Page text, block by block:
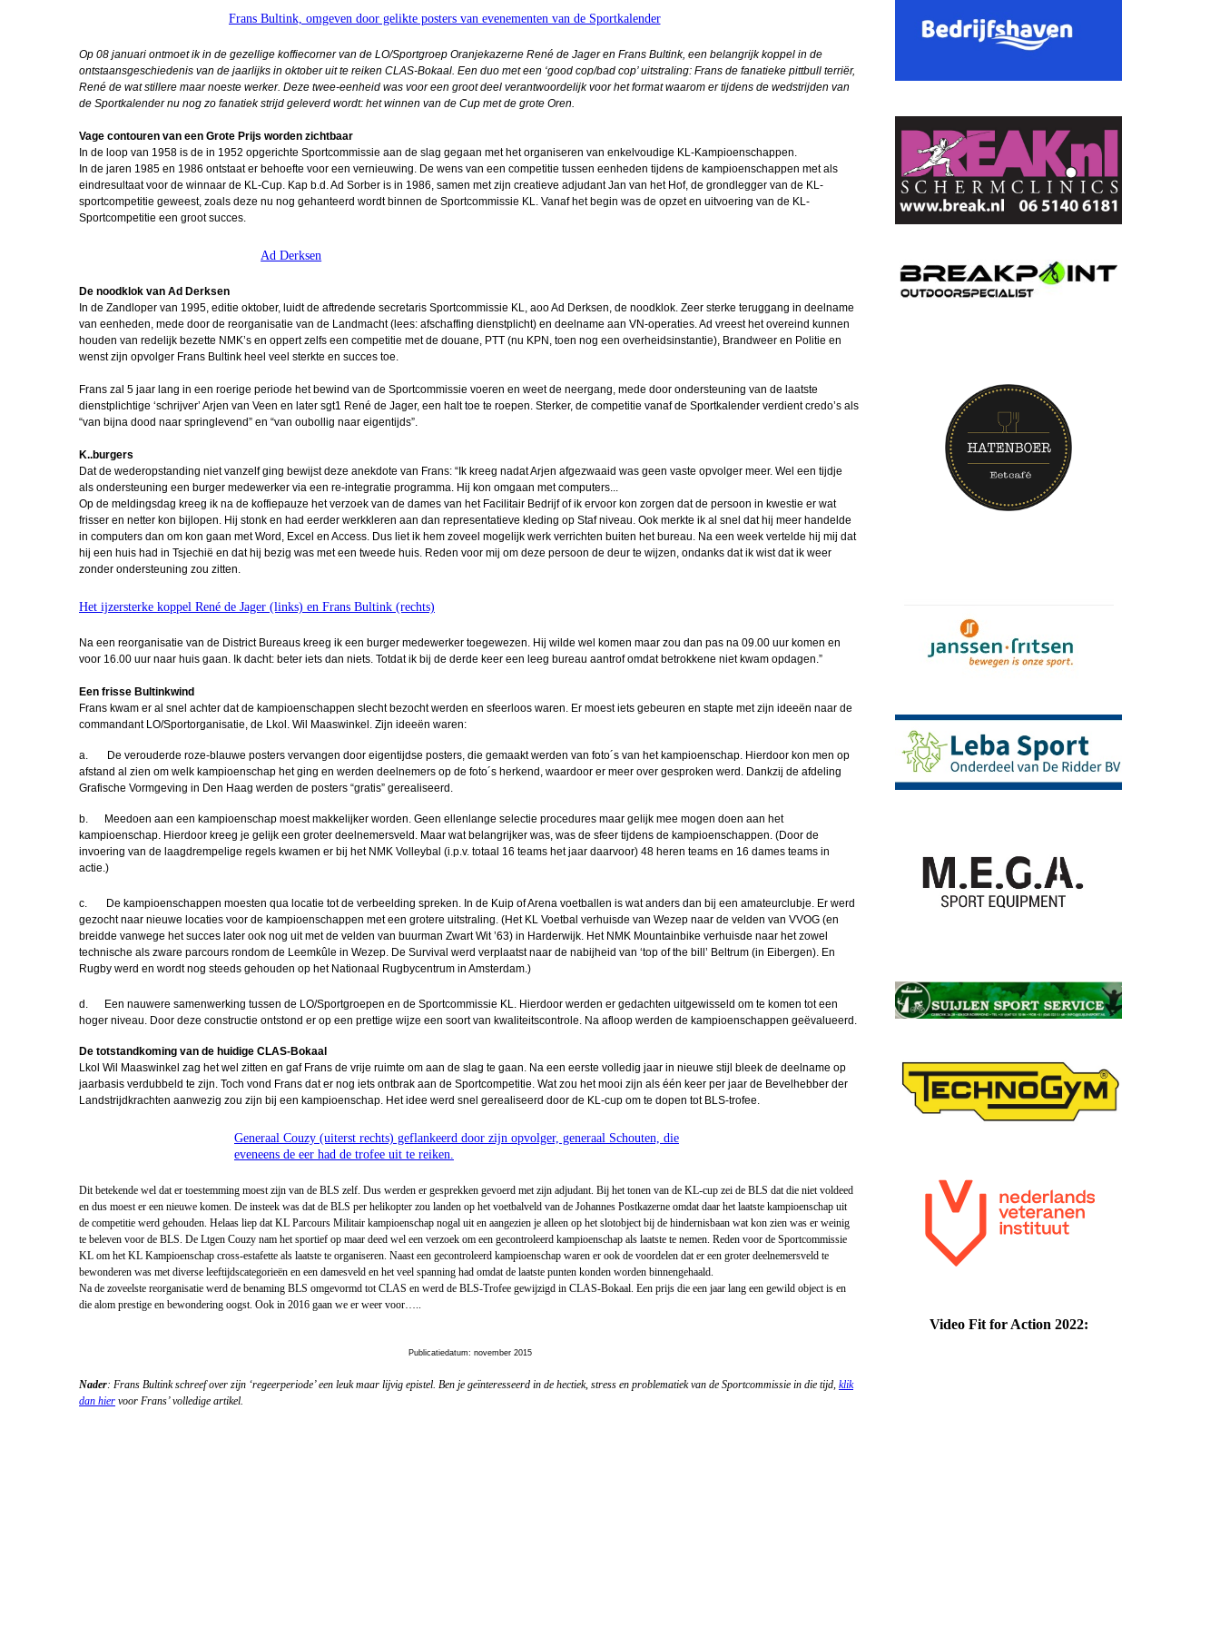
Bullenparade KMA
2026
Peter Crooymans
FLO
Beachvolleybal
Officieren
Korpsoudste Marien
Robinocop de Ridder
Periodiseren, deel 2
FLO
VTO Offn 2026
Oefenmars Hannie
Schaft
FLO Robert Wanders
van Weelden
Draagspeld van de
Legpenning
Curaçao
Korpsstatus, hoe nu
Nationale
Weerbaarheidstrainer
Bas Borreman
NWT Tobie van
In Memoriam
Herinneringen aan
William Frieling
Raimond vd Boom
Team (1)
VTO Sgt 2025
RVS in Curaçao:
Carribean Poacher
Michel ontvangt JC
Miguel in Polen
Athena Landsman
Frans Bultink, omgeven door gelikte posters van evenementen van de Sportkalender
Op 08 januari ontmoet ik in de gezellige koffiecorner van de LO/Sportgroep Oranjekazerne René de Jager en Frans Bultink, een belangrijk koppel in de
ontstaansgeschiedenis van de jaarlijks in oktober uit te reiken CLAS-Bokaal. Een duo met een ‘good cop/bad cop’ uitstraling: Frans de fanatieke pittbull terriër,
René de wat stillere maar noeste werker. Deze twee-eenheid was voor een groot deel verantwoordelijk voor het format waarom er tijdens de wedstrijden van
de Sportkalender nu nog zo fanatiek strijd geleverd wordt: het winnen van de Cup met de grote Oren.
Vage contouren van een Grote Prijs worden zichtbaar
In de loop van 1958 is de in 1952 opgerichte Sportcommissie aan de slag gegaan met het organiseren van enkelvoudige KL-Kampioenschappen.
In de jaren 1985 en 1986 ontstaat er behoefte voor een vernieuwing. De wens van een competitie tussen eenheden tijdens de kampioenschappen met als
eindresultaat voor de winnaar de KL-Cup. Kap b.d. Ad Sorber is in 1986, samen met zijn creatieve adjudant Jan van het Hof, de grondlegger van de KL-
sportcompetitie geweest, zoals deze nu nog gehanteerd wordt binnen de Sportcommissie KL. Vanaf het begin was de opzet en uitvoering van de KL-
Sportcompetitie een groot succes.
Ad Derksen
De noodklok van Ad Derksen
In de Zandloper van 1995, editie oktober, luidt de aftredende secretaris Sportcommissie KL, aoo Ad Derksen, de noodklok. Zeer sterke teruggang in deelname
van eenheden, mede door de reorganisatie van de Landmacht (lees: afschaffing dienstplicht) en deelname aan VN-operaties. Ad vreest het overeind kunnen
houden van redelijk bezette NMK’s en oppert zelfs een competitie met de douane, PTT (nu KPN, toen nog een overheidsinstantie), Brandweer en Politie en
wenst zijn opvolger Frans Bultink heel veel sterkte en succes toe.
Frans zal 5 jaar lang in een roerige periode het bewind van de Sportcommissie voeren en weet de neergang, mede door ondersteuning van de laatste
dienstplichtige ‘schrijver’ Arjen van Veen en later sgt1 René de Jager, een halt toe te roepen. Sterker, de competitie vanaf de Sportkalender verdient credo’s als
“van bijna dood naar springlevend” en “van oubollig naar eigentijds”.
K..burgers
Dat de wederopstanding niet vanzelf ging bewijst deze anekdote van Frans: “Ik kreeg nadat Arjen afgezwaaid was geen vaste opvolger meer. Wel een tijdje
als ondersteuning een burger medewerker via een re-integratie programma. Hij kon omgaan met computers...
Op de meldingsdag kreeg ik na de koffiepauze het verzoek van de dames van het Facilitair Bedrijf of ik ervoor kon zorgen dat de persoon in kwestie er wat
frisser en netter kon bijlopen. Hij stonk en had eerder werkkleren aan dan representatieve kleding op Staf niveau. Ook merkte ik al snel dat hij meer handelde
in computers dan om kon gaan met Word, Excel en Access. Dus liet ik hem zoveel mogelijk werk verrichten buiten het bureau. Na een week vertelde hij mij dat
hij een huis had in Tsjechië en dat hij bezig was met een tweede huis. Reden voor mij om deze persoon de deur te wijzen, ondanks dat ik wist dat ik weer
zonder ondersteuning zou zitten.
Het ijzersterke koppel René de Jager (links) en Frans Bultink (rechts)
Na een reorganisatie van de District Bureaus kreeg ik een burger medewerker toegewezen. Hij wilde wel komen maar zou dan pas na 09.00 uur komen en
voor 16.00 uur naar huis gaan. Ik dacht: beter iets dan niets. Totdat ik bij de derde keer een leeg bureau aantrof omdat betrokkene niet kwam opdagen.”
Een frisse Bultinkwind
Frans kwam er al snel achter dat de kampioenschappen slecht bezocht werden en sfeerloos waren. Er moest iets gebeuren en stapte met zijn ideeën naar de
commandant LO/Sportorganisatie, de Lkol. Wil Maaswinkel. Zijn ideeën waren:
a. De verouderde roze-blauwe posters vervangen door eigentijdse posters, die gemaakt werden van foto´s van het kampioenschap. Hierdoor kon men op
afstand al zien om welk kampioenschap het ging en werden deelnemers op de foto´s herkend, waardoor er meer over gesproken werd. Dankzij de afdeling
Grafische Vormgeving in Den Haag werden de posters “gratis” gerealiseerd.
b. Meedoen aan een kampioenschap moest makkelijker worden. Geen ellenlange selectie procedures maar gelijk mee mogen doen aan het
kampioenschap. Hierdoor kreeg je gelijk een groter deelnemersveld. Maar wat belangrijker was, was de sfeer tijdens de kampioenschappen. (Door de
invoering van de laagdrempelige regels kwamen er bij het NMK Volleybal (i.p.v. totaal 16 teams het jaar daarvoor) 48 heren teams en 16 dames teams in
actie.)
c. De kampioenschappen moesten qua locatie tot de verbeelding spreken. In de Kuip of Arena voetballen is wat anders dan bij een amateurclubje. Er werd
gezocht naar nieuwe locaties voor de kampioenschappen met een grotere uitstraling. (Het KL Voetbal verhuisde van Wezep naar de velden van VVOG (en
breidde vanwege het succes later ook nog uit met de velden van buurman Zwart Wit ’63) in Harderwijk. Het NMK Mountainbike verhuisde naar het zowel
technische als zware parcours rondom de Leemkûle in Wezep. De Survival werd verplaatst naar de nabijheid van ‘top of the bill’ Beltrum (in Eibergen). En
Rugby werd en wordt nog steeds gehouden op het Nationaal Rugbycentrum in Amsterdam.)
d. Een nauwere samenwerking tussen de LO/Sportgroepen en de Sportcommissie KL. Hierdoor werden er gedachten uitgewisseld om te komen tot een
hoger niveau. Door deze constructie ontstond er op een prettige wijze een soort van kwaliteitscontrole. Na afloop werden de kampioenschappen geëvalueerd.
De totstandkoming van de huidige CLAS-Bokaal
Lkol Wil Maaswinkel zag het wel zitten en gaf Frans de vrije ruimte om aan de slag te gaan. Na een eerste volledig jaar in nieuwe stijl bleek de deelname op
jaarbasis verdubbeld te zijn. Toch vond Frans dat er nog iets ontbrak aan de Sportcompetitie. Wat zou het mooi zijn als één keer per jaar de Bevelhebber der
Landstrijdkrachten aanwezig zou zijn bij een kampioenschap. Het idee werd snel gerealiseerd door de KL-cup om te dopen tot BLS-trofee.
Generaal Couzy (uiterst rechts) geflankeerd door zijn opvolger, generaal Schouten, die
eveneens de eer had de trofee uit te reiken.
Dit betekende wel dat er toestemming moest zijn van de BLS zelf. Dus werden er gesprekken gevoerd met zijn adjudant. Bij het tonen van de KL-cup zei de BLS dat die niet voldeed
en dus moest er een nieuwe komen. De insteek was dat de BLS per helikopter zou landen op het voetbalveld van de Johannes Postkazerne omdat daar het laatste kampioenschap uit
de competitie werd gehouden. Helaas liep dat KL Parcours Militair kampioenschap nogal uit en aangezien je alleen op het slotobject bij de hindernisbaan wat kon zien was er weinig
te beleven voor de BLS. De Ltgen Couzy nam het sportief op maar deed wel een verzoek om een gecontroleerd kampioenschap als laatste te nemen. Reden voor de Sportcommissie
KL om het KL Kampioenschap cross-estafette als laatste te organiseren. Naast een gecontroleerd kampioenschap waren er ook de voordelen dat er een groter deelnemersveld te
bewonderen was met diverse leeftijdscategorieën en een damesveld en het veel spanning had omdat de laatste punten konden worden binnengehaald.
Na de zoveelste reorganisatie werd de benaming BLS omgevormd tot CLAS en werd de BLS-Trofee gewijzigd in CLAS-Bokaal. Een prijs die een jaar lang een gewild object is en
die alom prestige en bewondering oogst. Ook in 2016 gaan we er weer voor…..
Publicatiedatum: november 2015
Nader: Frans Bultink schreef over zijn ‘regeerperiode’ een leuk maar lijvig epistel. Ben je geïnteresseerd in de hectiek, stress en problematiek van de Sportcommissie in die tijd, klik
dan hier voor Frans’ volledige artikel.
Video Fit for Action 2022: